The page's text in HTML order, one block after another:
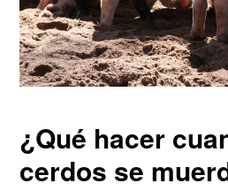
¿Qué hacer
cerdos se